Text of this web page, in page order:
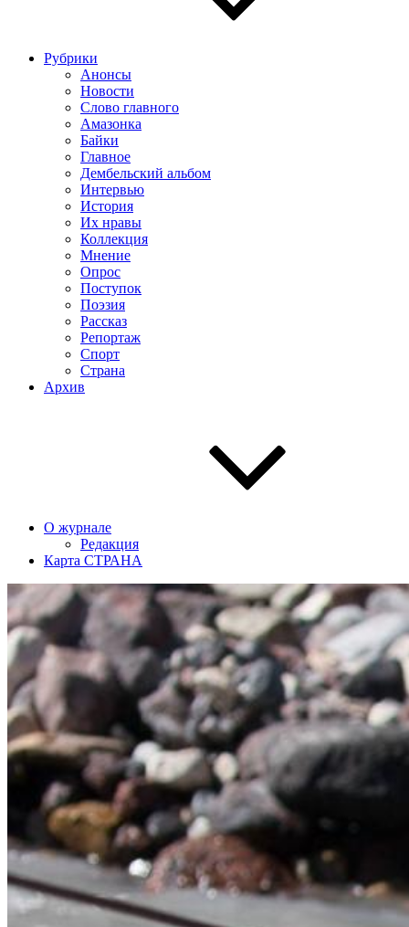
Рубрики
Анонсы
Новости
Слово главного
Амазонка
Байки
Главное
Дембельский альбом
Интервью
История
Их нравы
Коллекция
Мнение
Опрос
Поступок
Поэзия
Рассказ
Репортаж
Спорт
Страна
Архив
О журнале
Редакция
Карта СТРАНА